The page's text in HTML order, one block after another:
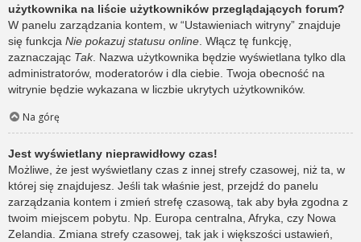
użytkownika na liście użytkowników przeglądających forum?
W panelu zarządzania kontem, w “Ustawieniach witryny” znajduje
się funkcja Nie pokazuj statusu online . Włącz tę funkcję,
zaznaczając Tak. Nazwa użytkownika będzie wyświetlana tylko dla
administratorów, moderatorów i dla ciebie. Twoja obecność na
witrynie będzie wykazana w liczbie ukrytych użytkowników.
Na górę
Jest wyświetlany nieprawidłowy czas!
Możliwe, że jest wyświetlany czas z innej strefy czasowej, niż ta, w
której się znajdujesz. Jeśli tak właśnie jest, przejdź do panelu
zarządzania kontem i zmień strefę czasową, tak aby była zgodna z
twoim miejscem pobytu. Np. Europa centralna, Afryka, czy Nowa
Zelandia. Zmiana strefy czasowej, tak jak i większości ustawień,